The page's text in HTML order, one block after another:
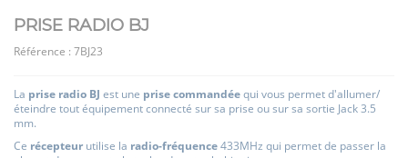
PRISE RADIO BJ
Référence : 7BJ23
La prise radio BJ est une prise commandéequi vous permet d'allumer/
éteindre tout équipement connecté sur sa prise ou sur sa sortie Jack 3.5
mm.
Ce récepteur utilise la radio-fréquence433MHz qui permet de passer la